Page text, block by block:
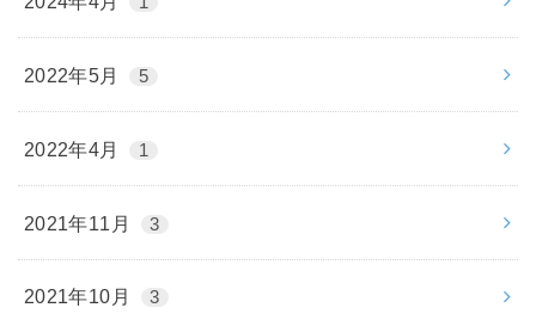
2022年5月 5
2022年4月 1
2021年11月 3
2021年10月 3